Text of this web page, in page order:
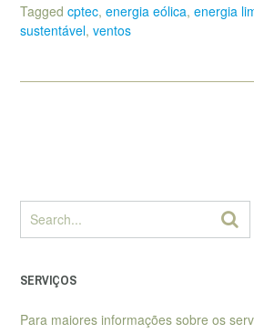
Tagged cptec, energia eólica, energia
sustentável, ventos
SERVIÇOS
Para maiores informações sobre os